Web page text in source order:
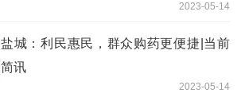
2023-05-14
盐城：利民惠民，群众购药更便捷|当前
简讯
2023-05-14